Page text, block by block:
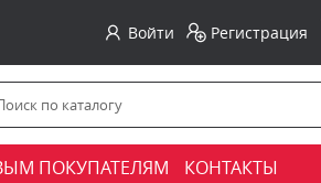
Войти Регистрация
ПОКУПАТЕЛЯМ КОНТАКТЫ